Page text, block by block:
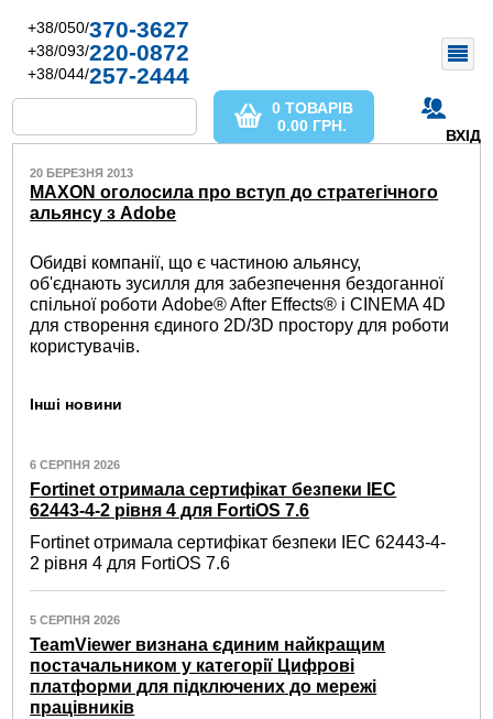
+38/050/370-3627
+38/093/220-0872
+38/044/257-2444
ВХІД
0 ТОВАРІВ
0.00 ГРН.
20 БЕРЕЗНЯ 2013
MAXON оголосила про вступ до стратегічного
альянсу з Adobe
Обидві компанії, що є частиною альянсу,
об'єднають зусилля для забезпечення бездоганної
спільної роботи Adobe® After Effects® і CINEMA 4D
для створення єдиного 2D/3D простору для роботи
користувачів.
Інші новини
6 СЕРПНЯ 2026
Fortinet отримала сертифікат безпеки IEC
62443-4-2 рівня 4 для FortiOS 7.6
Fortinet отримала сертифікат безпеки IEC 62443-4-
2 рівня 4 для FortiOS 7.6
5 СЕРПНЯ 2026
TeamViewer визнана єдиним найкращим
постачальником у категорії Цифрові
платформи для підключених до мережі
працівників